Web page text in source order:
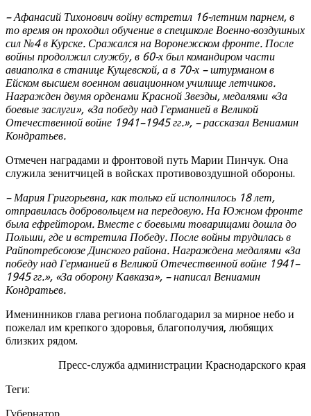
– Афанасий Тихонович войну встретил 16-летним парнем, в
то время он проходил обучение в спецшколе Военно-воздушных
сил №4 в Курске. Сражался на Воронежском фронте. После
войны продолжил службу, в 60-х был командиром части
авиаполка в станице Кущевской, а в 70-х – штурманом в
Ейском высшем военном авиационном училище летчиков.
Награжден двумя орденами Красной Звезды, медалями «За
боевые заслуги», «За победу над Германией в Великой
Отечественной войне 1941–1945 гг.», – рассказал Вениамин
Кондратьев.
Отмечен наградами и фронтовой путь Марии Пинчук. Она
служила зенитчицей в войсках противовоздушной обороны.
– Мария Григорьевна, как только ей исполнилось 18 лет,
отправилась добровольцем на передовую. На Южном фронте
была ефрейтором. Вместе с боевыми товарищами дошла до
Польши, где и встретила Победу. После войны трудилась в
Райпотребсоюзе Динского района. Награждена медалями «За
победу над Германией в Великой Отечественной войне 1941–
1945 гг.», «За оборону Кавказа», – написал Вениамин
Кондратьев.
Именинников глава региона поблагодарил за мирное небо и
пожелал им крепкого здоровья, благополучия, любящих
близких рядом.
Пресс-служба администрации Краснодарского края
Теги:
Губернатор